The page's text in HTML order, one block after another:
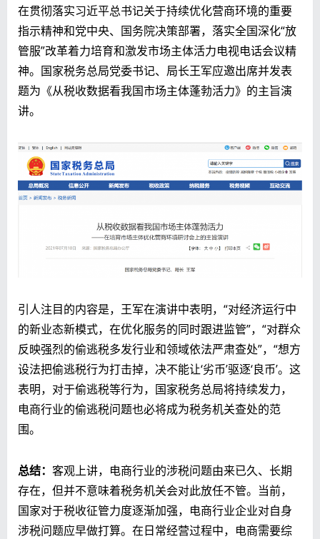
在贯彻落实习近平总书记关于持续优化营商环境的重要
指示精神和党中央、国务院决策部署，落实全国深化“放
管服”改革着力培育和激发市场主体活力电视电话会议精
神。国家税务总局党委书记、局长王军应邀出席并发表
题为《从税收数据看我国市场主体蓬勃活力》的主旨演
讲。
引人注目的内容是，王军在演讲中表明，“对经济运行中
的新业态新模式，在优化服务的同时跟进监管”，“对群众
反映强烈的偷逃税多发行业和领域依法严肃查处”，“想方
设法把偷逃税行为打击掉，决不能让‘劣币’驱逐‘良币’。这
表明，对于偷逃税等行为，国家税务总局将持续发力，
电商行业的偷逃税问题也必将成为税务机关查处的范
围。
总结： 客观上讲，电商行业的涉税问题由来已久、长期
存在，但并不意味着税务机关会对此放任不管。当前，
国家对于税收征管力度逐渐加强，电商行业企业对自身
涉税问题应早做打算。在日常经营过程中，电商需要综